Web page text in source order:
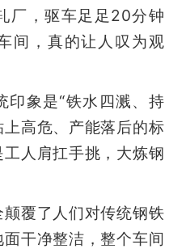
厂，驱车足足20分钟
间，真的让人叹为观
印象是“铁水四溅、持
高危、产能落后的标
人肩扛手挑，大炼钢
覆了人们对传统钢铁
干净整洁，整个车间